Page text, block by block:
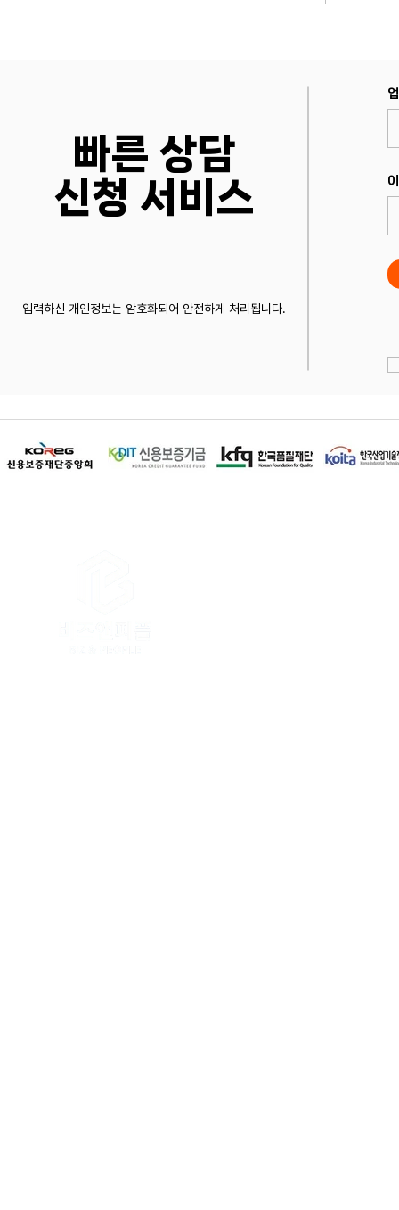
빠른 상담
​신청 서비스
입력하신 개인정보는 암호화되어 안전하게 처리됩니다.